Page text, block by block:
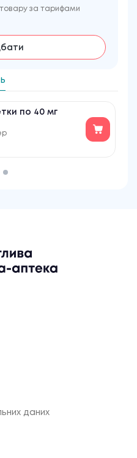
товару за тарифами
по 40 мг
даних